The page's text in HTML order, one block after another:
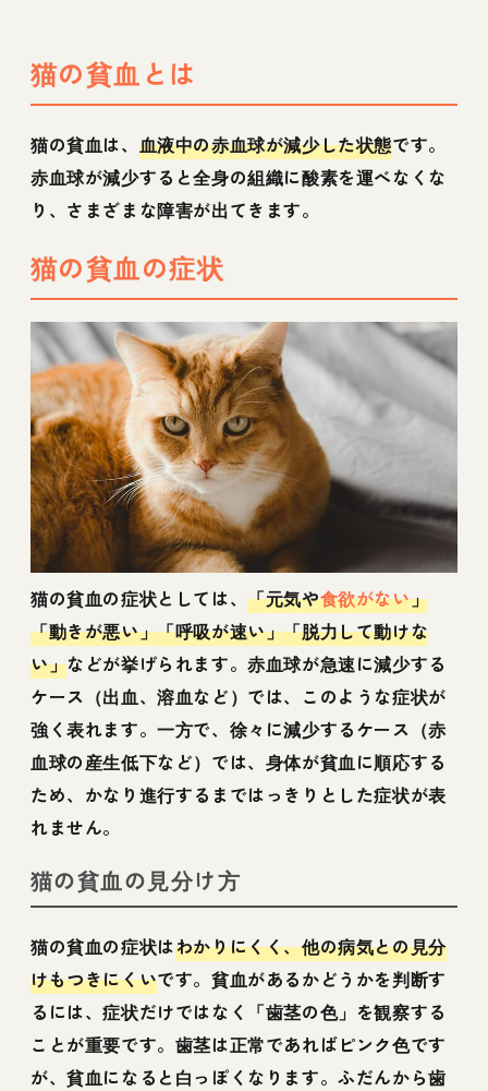
猫の貧血とは
猫の貧血は、 血液中の赤血球が減少した状態です。
赤血球が減少すると全身の組織に酸素を運べなくな
り、さまざまな障害が出てきます。
猫の貧血の症状
猫の貧血の症状としては、「元気や食欲がない」
「動きが悪い」「呼吸が速い」「脱力して動けな
い」などが挙げられます。赤血球が急速に減少する
ケース（出血、溶血など）では、このような症状が
強く表れます。一方で、徐々に減少するケース（赤
血球の産生低下など）では、身体が貧血に順応する
ため、かなり進行するまではっきりとした症状が表
れません。
猫の貧血の見分け方
猫の貧血の症状はわかりにくく、他の病気との見分
けもつきにくいです。貧血があるかどうかを判断す
るには、症状だけではなく「歯茎の色」を観察する
ことが重要です。歯茎は正常であればピンク色です
が、貧血になると白っぽくなります。ふだんから歯